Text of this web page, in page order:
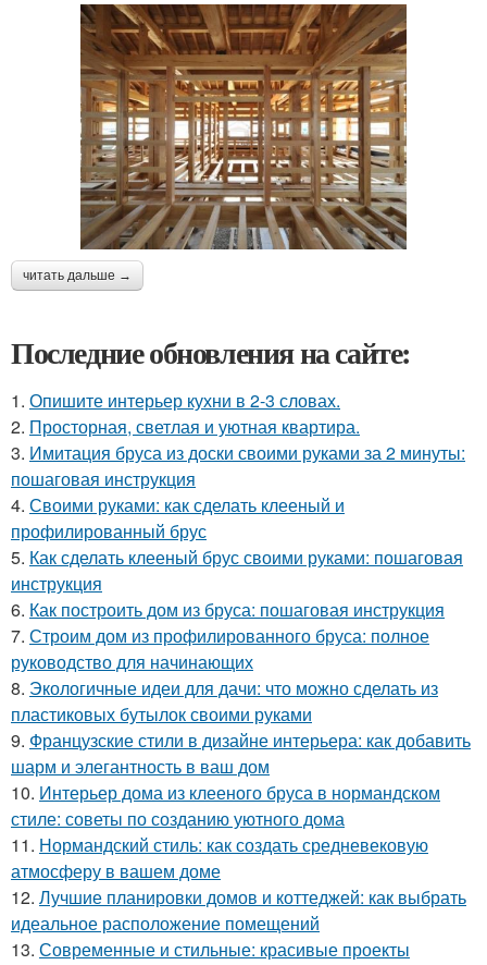
читать дальше →
Последние обновления на сайте:
1. Опишите интерьер кухни в 2-3 словах.
2. Просторная, светлая и уютная квартира.
3. Имитация бруса из доски своими руками за 2 минуты:
пошаговая инструкция
4. Своими руками: как сделать клееный и
профилированный брус
5. Как сделать клееный брус своими руками: пошаговая
инструкция
6. Как построить дом из бруса: пошаговая инструкция
7. Строим дом из профилированного бруса: полное
руководство для начинающих
8. Экологичные идеи для дачи: что можно сделать из
пластиковых бутылок своими руками
9. Французские стили в дизайне интерьера: как добавить
шарм и элегантность в ваш дом
10. Интерьер дома из клееного бруса в нормандском
стиле: советы по созданию уютного дома
11. Нормандский стиль: как создать средневековую
атмосферу в вашем доме
12. Лучшие планировки домов и коттеджей: как выбрать
идеальное расположение помещений
13. Современные и стильные: красивые проекты